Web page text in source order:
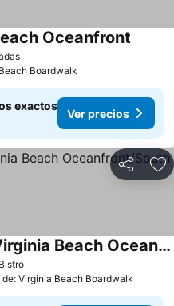
Oceanfront
Boardwalk
exactos
Ver precios
Compartir
Courtyard by Marriott Virginia Beach Oceanfront/South
Virginia Beach Boardwalk